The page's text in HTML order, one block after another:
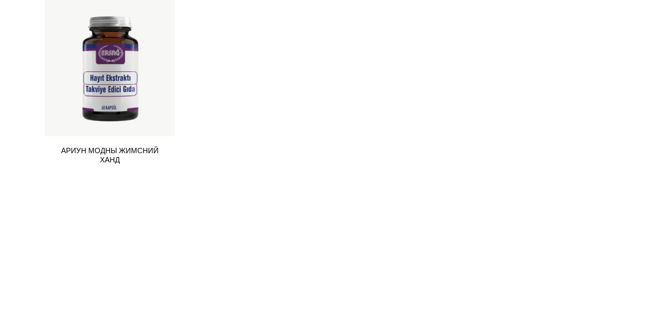
АРИУН МОДНЫ ЖИМСНИЙ
ХАНД